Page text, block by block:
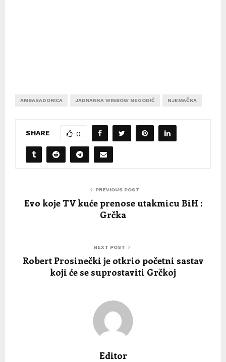
AMBASADORICA JADRANKA WINBOW NEGODIĆ NJEMAČKA
SHARE 0
PREVIOUS POST
Evo koje TV kuće prenose utakmicu BiH :
Grčka
NEXT POST
Robert Prosinečki je otkrio početni sastav
koji će se suprostaviti Grčkoj
Editor